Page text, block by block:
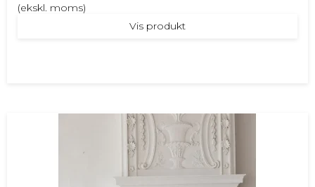
(ekskl. moms)
Vis produkt